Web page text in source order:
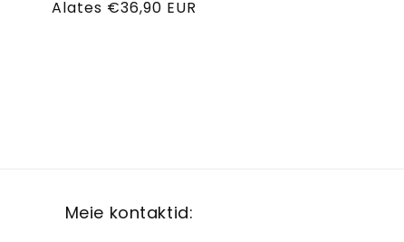
Tavahind
Alates €36,90 EUR
Meie kontaktid: